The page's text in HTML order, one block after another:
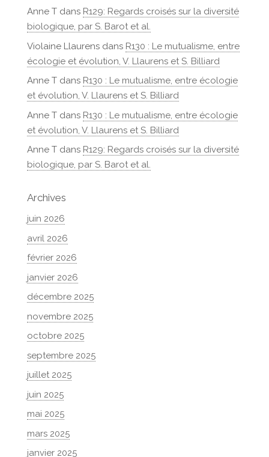
Anne Tdans R129: Regards croisés sur la diversité
biologique, par S. Barot et al.
Violaine Llaurensdans R130 : Le mutualisme, entre
écologie et évolution, V. Llaurens et S. Billiard
Anne Tdans R130 : Le mutualisme, entre écologie
et évolution, V. Llaurens et S. Billiard
Anne Tdans R130 : Le mutualisme, entre écologie
et évolution, V. Llaurens et S. Billiard
Anne Tdans R129: Regards croisés sur la diversité
biologique, par S. Barot et al.
Archives
juin 2026
avril 2026
février 2026
janvier 2026
décembre 2025
novembre 2025
octobre 2025
septembre 2025
juillet 2025
juin 2025
mai 2025
mars 2025
janvier 2025